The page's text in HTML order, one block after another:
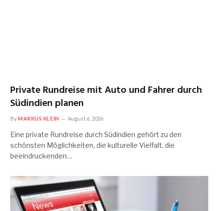
Private Rundreise mit Auto und Fahrer durch
Südindien planen
ByMARKUS KLEIN August 6, 2026
Eine private Rundreise durch Südindien gehört zu den
schönsten Möglichkeiten, die kulturelle Vielfalt, die
beeindruckenden…